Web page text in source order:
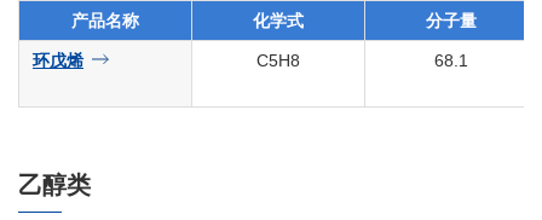
产品名称 化学式 分子量
环戊烯 C5H8 68.1
乙醇类